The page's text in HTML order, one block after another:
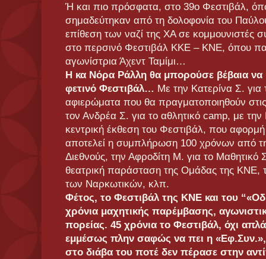
Ή και πιο πρόσφατα, στο 39ο Φεστιβάλ,
σημαδεύτηκαν από τη δολοφονία του
επίθεση των ναζί της ΧΑ σε κομμουνιστές
στο περσινό Φεστιβάλ ΚΚΕ – ΚΝΕ, όπου
αγωνίστρια Άχεντ Ταμίμι…
Η κα Νόρα Ράλλη θα μπορούσε βέβαια να
φετινό Φεστιβάλ… Με την Κατερίνα Σ. για
αφιερώματα που θα πραγματοποιηθούν
τον Ανδρέα Σ. για το αθλητικό camp, με
κεντρική έκθεση του Φεστιβάλ, που αφορμή
αποτελεί η συμπλήρωση 100 χρόνων από
Διεθνούς, την Αφροδίτη Μ. για το Μαθητικό
θεατρική παράσταση της Ομάδας της ΚΝΕ,
των Ναρκωτικών, κλπ.
Φέτος, το Φεστιβάλ της ΚΝΕ και του
χρόνια μαχητικής παρέμβασης,
πορείας. 45 χρόνια το Φεστιβάλ, όχι
εμμέσως πλην σαφώς να πει η «Εφ.Συν.»,
στο διάβα του ποτέ δεν πέρασε στην